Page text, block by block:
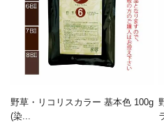
野草・リコリスカラー 基本色 100g
(染...